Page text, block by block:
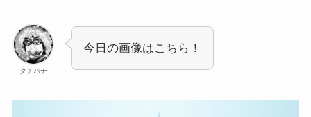
タチバナ
今日の画像はこちら！